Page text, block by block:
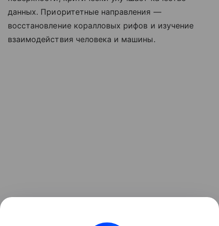
данных. Приоритетные направления —
восстановление коралловых рифов и изучение
взаимодействия человека и машины.